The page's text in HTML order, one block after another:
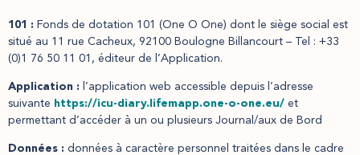
101 : Fonds de dotation 101 (One O One) dont le siège social est
situé au 11 rue Cacheux, 92100 Boulogne Billancourt – Tel : +33
(0)1 76 50 11 01, éditeur de l’Application.
Application :
l’application web accessible depuis l’adresse
suivante https://icu-diary.lifemapp.one-o-one.eu/ et
permettant d’accéder à un ou plusieurs Journal/aux de Bord
Données : données à caractère personnel traitées dans le cadre